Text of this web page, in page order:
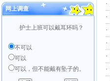
网上调查
护士上班可以戴耳环吗？
不可以
可以
可以，但不能戴有坠子的。
·
·
·
·
·
·